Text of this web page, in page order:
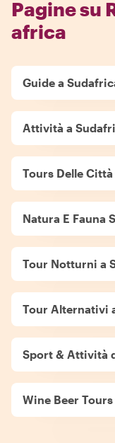
Pagine su
africa
Guide a
Attività a
Tours Delle
Natura E Fauna
Tour Notturni a
Tour Alternativi
Sport & Attività
Wine Beer